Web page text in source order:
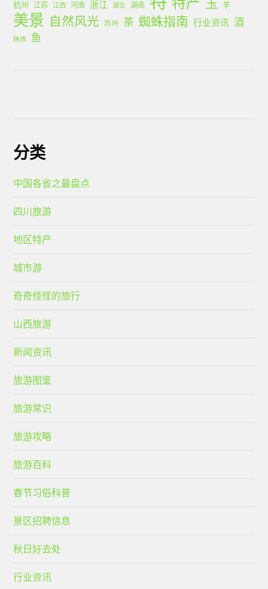
杭州 江苏 江西 河南 浙江 湖北 湖南 羊
美景 自然风光 苏州 茶 蜘蛛指南 行业资讯 酒
陕西 鱼
分类
中国各省之最盘点
四川旅游
地区特产
城市游
奇奇怪怪的旅行
山西旅游
新闻资讯
旅游图鉴
旅游常识
旅游攻略
旅游百科
春节习俗科普
景区招聘信息
秋日好去处
行业资讯